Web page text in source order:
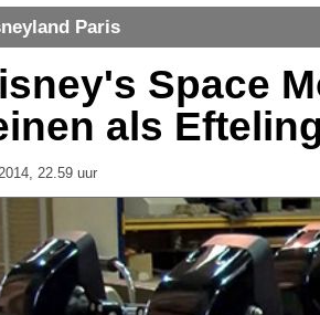
Paris
Space
als
22.59 uur